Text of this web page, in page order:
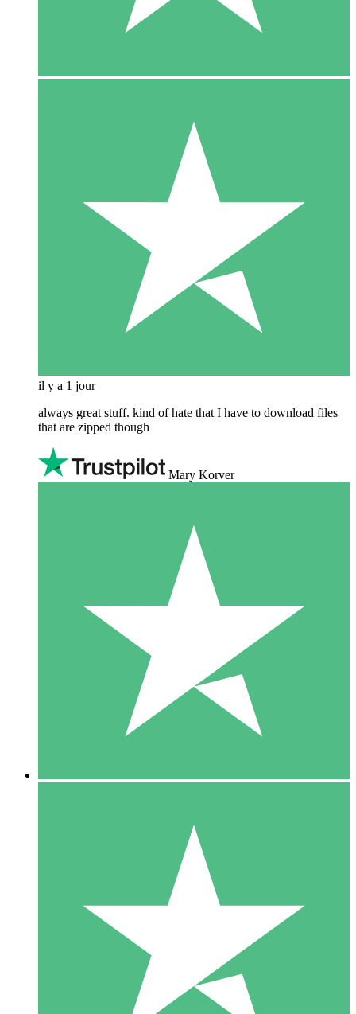
il y a 1 jour
always great stuff. kind of hate that I have to download files
that are zipped though
Mary Korver